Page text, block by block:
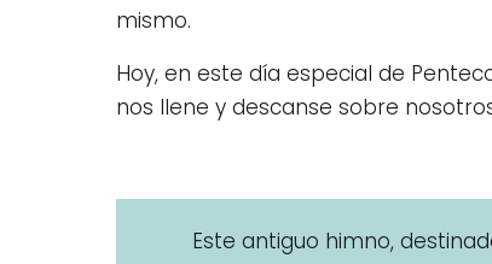
mismo.
Hoy, en este día especial de
nos llene y descanse sobre
Este antiguo himno,